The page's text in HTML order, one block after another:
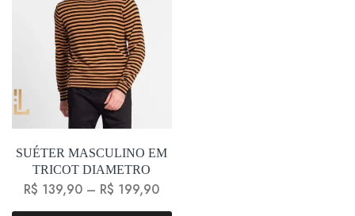
SUÉTER MASCULINO EM
TRICOT DIAMETRO
R$ 139,90 – R$ 199,90